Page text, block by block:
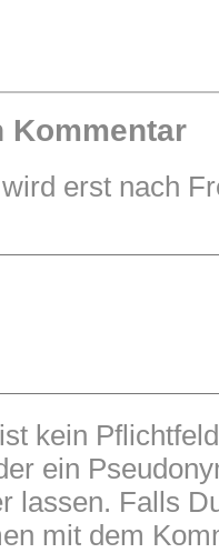
Kommentar
erst nach
kein
ein
lassen. Falls
mit dem